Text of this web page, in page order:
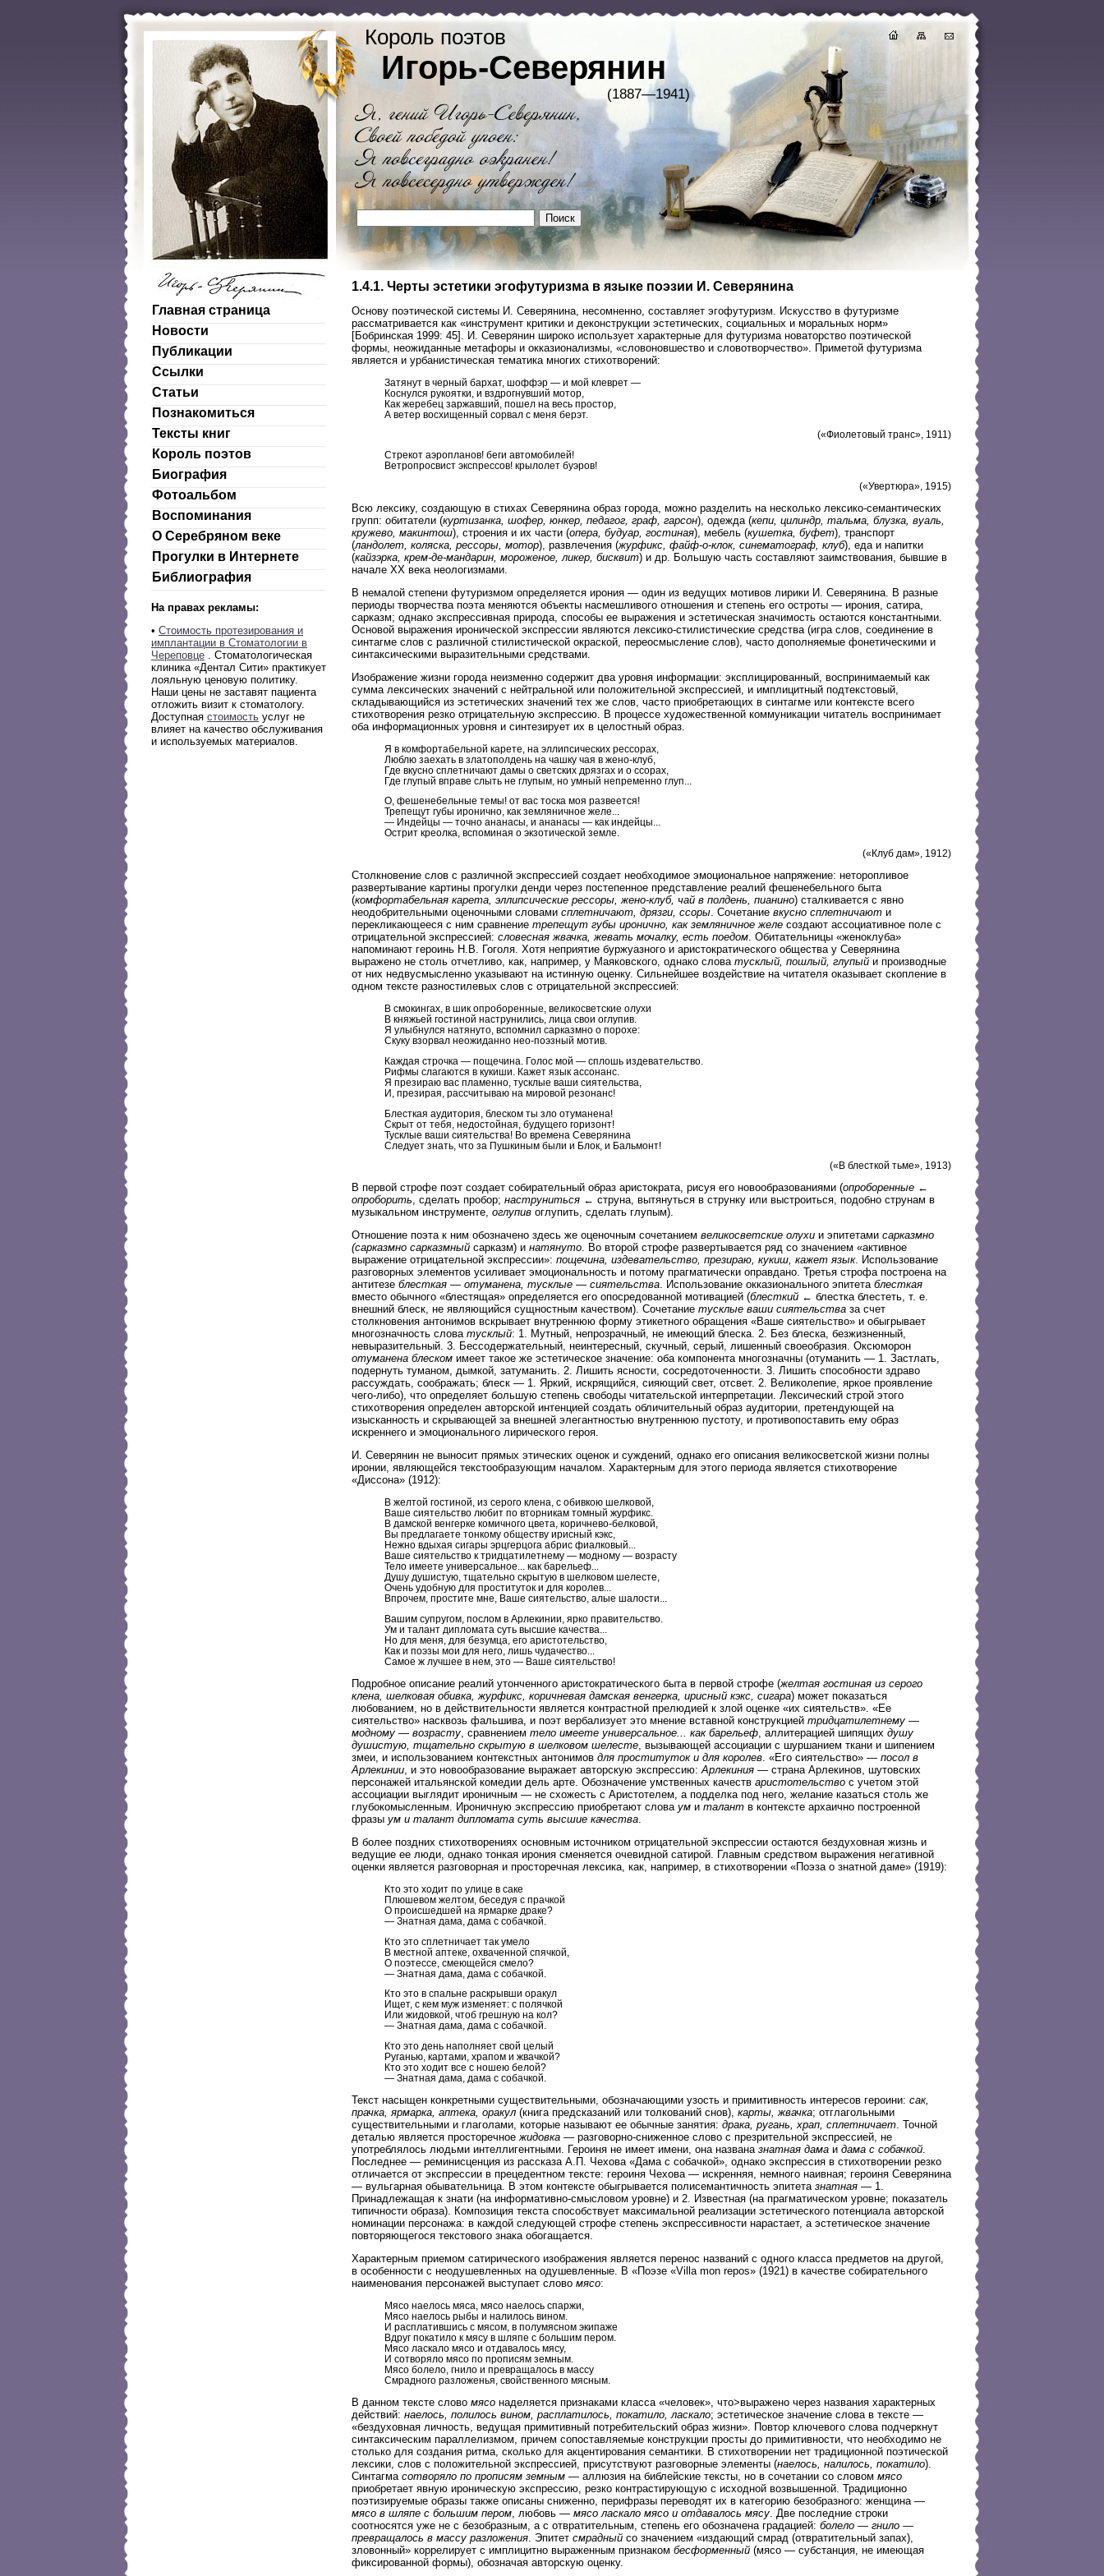
Король поэтов
Игорь-Северянин
(1887—1941)
Главная страница
Новости
Публикации
Ссылки
Статьи
Познакомиться
Тексты книг
Король поэтов
Биография
Фотоальбом
Воспоминания
О Серебряном веке
Прогулки в Интернете
Библиография
На правах рекламы:
• Стоимость протезирования и
имплантации в Стоматологии в
Череповце . Стоматологическая
клиника «Дентал Сити» практикует
лояльную ценовую политику.
Наши цены не заставят пациента
отложить визит к стоматологу.
Доступная стоимость услуг не
влияет на качество обслуживания
и используемых материалов.
1.4.1. Черты эстетики эгофутуризма в языке поэзии И. Северянина
Основу поэтической системы И. Северянина, несомненно, составляет эгофутуризм. Искусство в футуризме
рассматривается как «инструмент критики и деконструкции эстетических, социальных и моральных норм»
[Бобринская 1999: 45]. И. Северянин широко использует характерные для футуризма новаторство поэтической
формы, неожиданные метафоры и окказионализмы, «словоновшество и словотворчество». Приметой футуризма
является и урбанистическая тематика многих стихотворений:
Затянут в черный бархат, шоффэр — и мой клеврет —
Коснулся рукоятки, и вздрогнувший мотор,
Как жеребец заржавший, пошел на весь простор,
А ветер восхищенный сорвал с меня берэт.
(«Фиолетовый транс», 1911)
Стрекот аэропланов! беги автомобилей!
Ветропросвист экспрессов! крылолет буэров!
(«Увертюра», 1915)
Всю лексику, создающую в стихах Северянина образ города, можно разделить на несколько лексико-семантических
групп: обитатели (куртизанка, шофер, юнкер, педагог, граф, гарсон), одежда (кепи, цилиндр, тальма, блузка, вуаль,
кружево, макинтош), строения и их части (опера, будуар, гостиная), мебель (кушетка, буфет), транспорт
(ландолет, коляска, рессоры, мотор), развлечения (журфикс, файф-о-клок, синематограф, клуб), еда и напитки
(кайзэрка, крем-де-мандарин, мороженое, ликер, бисквит) и др. Большую часть составляют заимствования, бывшие в
начале XX века неологизмами.
В немалой степени футуризмом определяется ирония — один из ведущих мотивов лирики И. Северянина. В разные
периоды творчества поэта меняются объекты насмешливого отношения и степень его остроты — ирония, сатира,
сарказм; однако экспрессивная природа, способы ее выражения и эстетическая значимость остаются константными.
Основой выражения иронической экспрессии являются лексико-стилистические средства (игра слов, соединение в
синтагме слов с различной стилистической окраской, переосмысление слов), часто дополняемые фонетическими и
синтаксическими выразительными средствами.
Изображение жизни города неизменно содержит два уровня информации: эксплицированный, воспринимаемый как
сумма лексических значений с нейтральной или положительной экспрессией, и имплицитный подтекстовый,
складывающийся из эстетических значений тех же слов, часто приобретающих в синтагме или контексте всего
стихотворения резко отрицательную экспрессию. В процессе художественной коммуникации читатель воспринимает
оба информационных уровня и синтезирует их в целостный образ.
Я в комфортабельной карете, на эллипсических рессорах,
Люблю заехать в златополдень на чашку чая в жено-клуб,
Где вкусно сплетничают дамы о светских дрязгах и о ссорах,
Где глупый вправе слыть не глупым, но умный непременно глуп...
О, фешенебельные темы! от вас тоска моя развеется!
Трепещут губы иронично, как земляничное желе...
— Индейцы — точно ананасы, и ананасы — как индейцы...
Острит креолка, вспоминая о экзотической земле.
(«Клуб дам», 1912)
Столкновение слов с различной экспрессией создает необходимое эмоциональное напряжение: неторопливое
развертывание картины прогулки денди через постепенное представление реалий фешенебельного быта
(комфортабельная карета, эллипсические рессоры, жено-клуб, чай в полдень, пианино) сталкивается с явно
неодобрительными оценочными словами сплетничают, дрязги, ссоры. Сочетание вкусно сплетничают и
перекликающееся с ним сравнение трепещут губы иронично, как земляничное желе создают ассоциативное поле с
отрицательной экспрессией: словесная жвачка, жевать мочалку, есть поедом. Обитательницы «женоклуба»
напоминают героинь Н.В. Гоголя. Хотя неприятие буржуазного и аристократического общества у Северянина
выражено не столь отчетливо, как, например, у Маяковского, однако слова тусклый, пошлый, глупый и производные
от них недвусмысленно указывают на истинную оценку. Сильнейшее воздействие на читателя оказывает скопление в
одном тексте разностилевых слов с отрицательной экспрессией:
В смокингах, в шик опроборенные, великосветские олухи
В княжьей гостиной наструнились, лица свои оглупив.
Я улыбнулся натянуто, вспомнил сарказмно о порохе:
Скуку взорвал неожиданно нео-поэзный мотив.
Каждая строчка — пощечина. Голос мой — сплошь издевательство.
Рифмы слагаются в кукиши. Кажет язык ассонанс.
Я презираю вас пламенно, тусклые ваши сиятельства,
И, презирая, рассчитываю на мировой резонанс!
Блесткая аудитория, блеском ты зло отуманена!
Скрыт от тебя, недостойная, будущего горизонт!
Тусклые ваши сиятельства! Во времена Северянина
Следует знать, что за Пушкиным были и Блок, и Бальмонт!
(«В блесткой тьме», 1913)
В первой строфе поэт создает собирательный образ аристократа, рисуя его новообразованиями (опроборенные ←
опроборить, сделать пробор; наструниться ← струна, вытянуться в струнку или выстроиться, подобно струнам в
музыкальном инструменте, оглупив оглупить, сделать глупым).
Отношение поэта к ним обозначено здесь же оценочным сочетанием великосветские олухи и эпитетами сарказмно
(сарказмно сарказмный сарказм) и натянуто. Во второй строфе развертывается ряд со значением «активное
выражение отрицательной экспрессии»: пощечина, издевательство, презираю, кукиш, кажет язык. Использование
разговорных элементов усиливает эмоциональность и потому прагматически оправдано. Третья строфа построена на
антитезе блесткая — отуманена, тусклые — сиятельства. Использование окказионального эпитета блесткая
вместо обычного «блестящая» определяется его опосредованной мотивацией (блесткий ← блестка блестеть, т. е.
внешний блеск, не являющийся сущностным качеством). Сочетание тусклые ваши сиятельства за счет
столкновения антонимов вскрывает внутреннюю форму этикетного обращения «Ваше сиятельство» и обыгрывает
многозначность слова тусклый: 1. Мутный, непрозрачный, не имеющий блеска. 2. Без блеска, безжизненный,
невыразительный. 3. Бессодержательный, неинтересный, скучный, серый, лишенный своеобразия. Оксюморон
отуманена блеском имеет такое же эстетическое значение: оба компонента многозначны (отуманить — 1. Застлать,
подернуть туманом, дымкой, затуманить. 2. Лишить ясности, сосредоточенности. 3. Лишить способности здраво
рассуждать, соображать; блеск — 1. Яркий, искрящийся, сияющий свет, отсвет. 2. Великолепие, яркое проявление
чего-либо), что определяет большую степень свободы читательской интерпретации. Лексический строй этого
стихотворения определен авторской интенцией создать обличительный образ аудитории, претендующей на
изысканность и скрывающей за внешней элегантностью внутреннюю пустоту, и противопоставить ему образ
искреннего и эмоционального лирического героя.
И. Северянин не выносит прямых этических оценок и суждений, однако его описания великосветской жизни полны
иронии, являющейся текстообразующим началом. Характерным для этого периода является стихотворение
«Диссона» (1912):
В желтой гостиной, из серого клена, с обивкою шелковой,
Ваше сиятельство любит по вторникам томный журфикс.
В дамской венгерке комичного цвета, коричнево-белковой,
Вы предлагаете тонкому обществу ирисный кэкс,
Нежно вдыхая сигары эрцгерцога абрис фиалковый...
Ваше сиятельство к тридцатилетнему — модному — возрасту
Тело имеете универсальное... как барельеф...
Душу душистую, тщательно скрытую в шелковом шелесте,
Очень удобную для проституток и для королев...
Впрочем, простите мне, Ваше сиятельство, алые шалости...
Вашим супругом, послом в Арлекинии, ярко правительство.
Ум и талант дипломата суть высшие качества...
Но для меня, для безумца, его аристотельство,
Как и поэзы мои для него, лишь чудачество...
Самое ж лучшее в нем, это — Ваше сиятельство!
Подробное описание реалий утонченного аристократического быта в первой строфе (желтая гостиная из серого
клена, шелковая обивка, журфикс, коричневая дамская венгерка, ирисный кэкс, сигара) может показаться
любованием, но в действительности является контрастной прелюдией к злой оценке «их сиятельств». «Ее
сиятельство» насквозь фальшива, и поэт вербализует это мнение вставной конструкцией тридцатилетнему —
модному — возрасту , сравнением тело имеете универсальное... как барельеф , аллитерацией шипящих душу
душистую, тщательно скрытую в шелковом шелесте , вызывающей ассоциации с шуршанием ткани и шипением
змеи, и использованием контекстных антонимов для проституток и для королев . «Его сиятельство» — посол в
Арлекинии , и это новообразование выражает авторскую экспрессию: Арлекиния — страна Арлекинов, шутовских
персонажей итальянской комедии дель арте. Обозначение умственных качеств аристотельство с учетом этой
ассоциации выглядит ироничным — не схожесть с Аристотелем, а подделка под него, желание казаться столь же
глубокомысленным. Ироничную экспрессию приобретают слова ум и талант в контексте архаично построенной
фразы ум и талант дипломата суть высшие качества
В более поздних стихотворениях основным источником отрицательной экспрессии остаются бездуховная жизнь и
ведущие ее люди, однако тонкая ирония сменяется очевидной сатирой. Главным средством выражения негативной
оценки является разговорная и просторечная лексика, как, например, в стихотворении «Поэза о знатной даме» (1919):
Кто это ходит по улице в саке
Плюшевом желтом, беседуя с прачкой
О происшедшей на ярмарке драке?
— Знатная дама, дама с собачкой.
Кто это сплетничает так умело
В местной аптеке, охваченной спячкой,
О поэтессе, смеющейся смело?
— Знатная дама, дама с собачкой.
Кто это в спальне раскрывши оракул
Ищет, с кем муж изменяет: с полячкой
Или жидовкой, чтоб грешную на кол?
— Знатная дама, дама с собачкой.
Кто это день наполняет свой целый
Руганью, картами, храпом и жвачкой?
Кто это ходит все с ношею белой?
— Знатная дама, дама с собачкой.
Текст насыщен конкретными существительными, обозначающими узость и примитивность интересов героини: сак,
прачка, ярмарка, аптека, оракул (книга предсказаний или толкований снов), карты, жвачка; отглагольными
существительными и глаголами, которые называют ее обычные занятия: драка, ругань, храп, сплетничает . Точной
деталью является просторечное жидовка — разговорно-сниженное слово с презрительной экспрессией, не
употреблялось людьми интеллигентными. Героиня не имеет имени, она названа знатная дама и дама с собачкой
Последнее — реминисценция из рассказа А.П. Чехова «Дама с собачкой», однако экспрессия в стихотворении резко
отличается от экспрессии в прецедентном тексте: героиня Чехова — искренняя, немного наивная; героиня Северянина
— вульгарная обывательница. В этом контексте обыгрывается полисемантичность эпитета знатная — 1.
Принадлежащая к знати (на информативно-смысловом уровне) и 2. Известная (на прагматическом уровне; показатель
типичности образа). Композиция текста способствует максимальной реализации эстетического потенциала авторской
номинации персонажа: в каждой следующей строфе степень экспрессивности нарастает, а эстетическое значение
повторяющегося текстового знака обогащается.
Характерным приемом сатирического изображения является перенос названий с одного класса предметов на другой,
в особенности с неодушевленных на одушевленные. В «Поэзе «Villa mon repos» (1921) в качестве собирательного
наименования персонажей выступает слово мясо:
Мясо наелось мяса, мясо наелось спаржи,
Мясо наелось рыбы и налилось вином.
И расплатившись с мясом, в полумясном экипаже
Вдруг покатило к мясу в шляпе с большим пером.
Мясо ласкало мясо и отдавалось мясу,
И сотворяло мясо по прописям земным.
Мясо болело, гнило и превращалось в массу
Смрадного разложенья, свойственного мясным.
В данном тексте слово мясо наделяется признаками класса «человек», что>выражено через названия характерных
действий: наелось, полилось вином, расплатилось, покатило, ласкало; эстетическое значение слова в тексте —
«бездуховная личность, ведущая примитивный потребительский образ жизни». Повтор ключевого слова подчеркнут
синтаксическим параллелизмом, причем сопоставляемые конструкции просты до примитивности, что необходимо не
столько для создания ритма, сколько для акцентирования семантики. В стихотворении нет традиционной поэтической
лексики, слов с положительной экспрессией, присутствуют разговорные элементы (наелось, налилось, покатило).
Синтагма сотворяло по прописям земным — аллюзия на библейские тексты, но в сочетании со словом мясо
приобретает явную ироническую экспрессию, резко контрастирующую с исходной возвышенной. Традиционно
поэтизируемые образы также описаны сниженно, перифразы переводят их в категорию безобразного: женщина —
мясо в шляпе с большим пером , любовь — мясо ласкало мясо и отдавалось мясу . Две последние строки
соотносятся уже не с безобразным, а с отвратительным, степень его обозначена градацией: болело — гнило —
превращалось в массу разложения . Эпитет смрадный со значением «издающий смрад (отвратительный запах),
зловонный» коррелирует с имплицитно выраженным признаком бесформенный (мясо — субстанция, не имеющая
фиксированной формы), обозначая авторскую оценку.